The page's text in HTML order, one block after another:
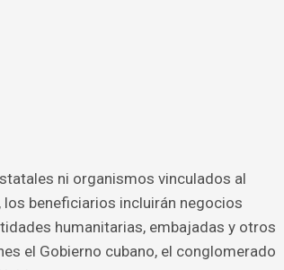
ni organismos vinculados al
beneficiarios incluirán negocios
humanitarias, embajadas y otros
el Gobierno cubano, el conglomerado